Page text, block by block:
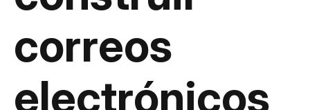
correos
electrónicos